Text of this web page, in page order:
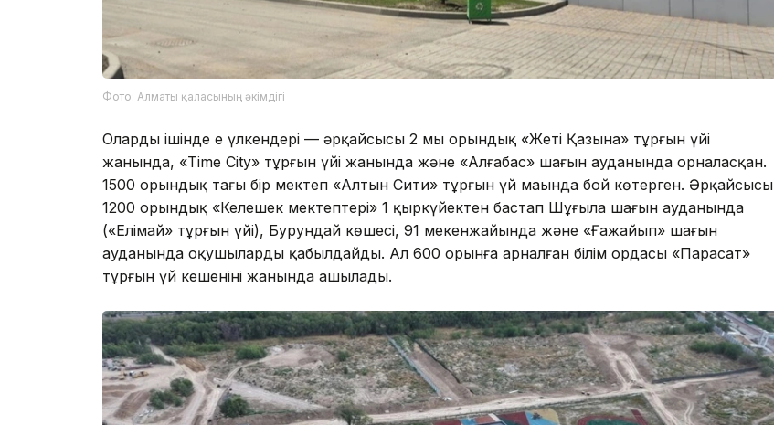
Фото: Алматы қаласының әкімдігі
Олардың ішінде ең үлкендері — әрқайсысы 2 мың орындық «Жеті Қазына» тұрғын үйі
жанында, «Time City» тұрғын үйі жанында және «Алғабас» шағын ауданында орналасқан.
1500 орындық тағы бір мектеп «Алтын Сити» тұрғын үй маңында бой көтерген. Әрқайсысы
1200 орындық «Келешек мектептері» 1 қыркүйектен бастап Шұғыла шағын ауданында
(«Елімай» тұрғын үйі), Бурундай көшесі, 91 мекенжайында және «Ғажайып» шағын
ауданында оқушыларды қабылдайды. Ал 600 орынға арналған білім ордасы «Парасат»
тұрғын үй кешенінің жанында ашылады.